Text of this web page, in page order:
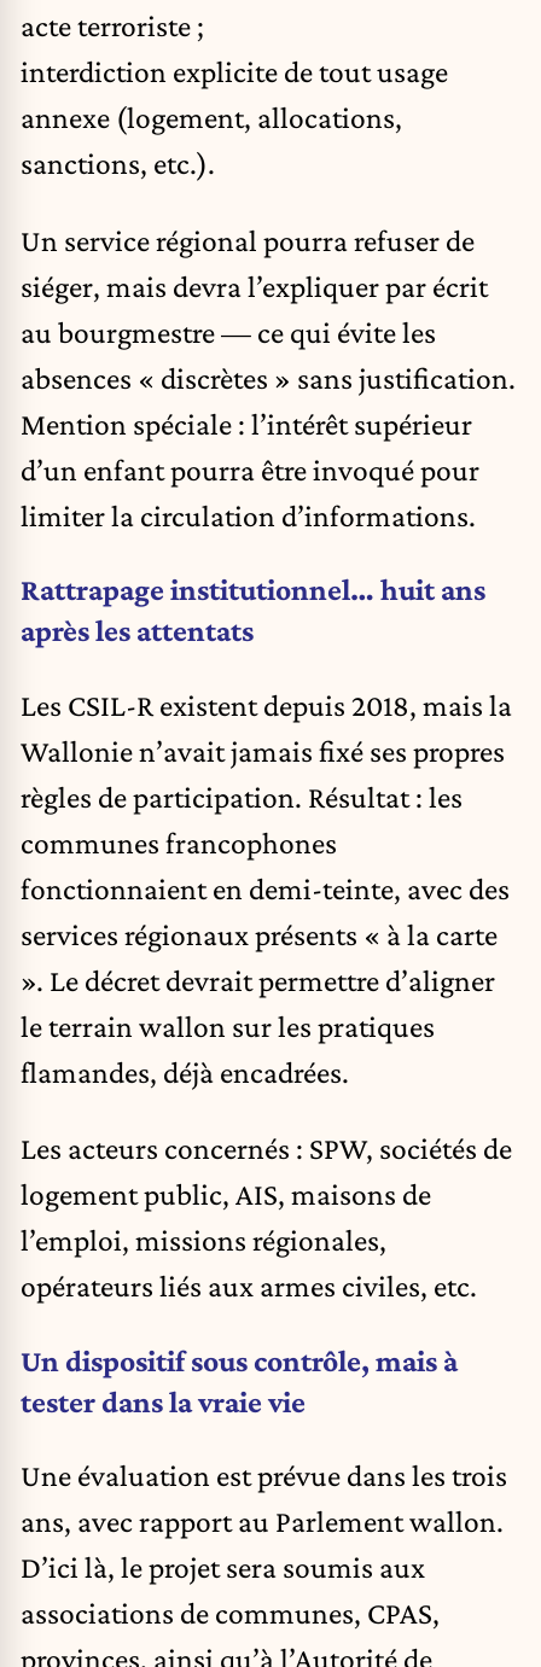
acte terroriste ;
interdiction explicite de tout usage
annexe (logement, allocations,
sanctions, etc.).
Un service régional pourra refuser de
siéger, mais devra l’expliquer par écrit
au bourgmestre — ce qui évite les
absences « discrètes » sans justification.
Mention spéciale : l’intérêt supérieur
d’un enfant pourra être invoqué pour
limiter la circulation d’informations.
Rattrapage institutionnel… huit ans
après les attentats
Les CSIL-R existent depuis 2018, mais la
Wallonie n’avait jamais fixé ses propres
règles de participation. Résultat : les
communes francophones
fonctionnaient en demi-teinte, avec des
services régionaux présents « à la carte
». Le décret devrait permettre d’aligner
le terrain wallon sur les pratiques
flamandes, déjà encadrées.
Les acteurs concernés : SPW, sociétés de
logement public, AIS, maisons de
l’emploi, missions régionales,
opérateurs liés aux armes civiles, etc.
Un dispositif sous contrôle, mais à
tester dans la vraie vie
Une évaluation est prévue dans les trois
ans, avec rapport au Parlement wallon.
D’ici là, le projet sera soumis aux
associations de communes, CPAS,
provinces, ainsi qu’à l’Autorité de